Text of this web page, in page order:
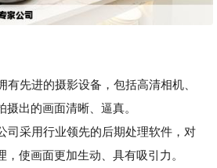
有先进的摄影设备，包括高清相机、
出的画面清晰、逼真。
采用行业领先的后期处理软件，对
使画面更加生动、具有吸引力。